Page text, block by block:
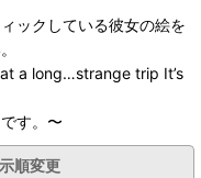
ックしている彼女の絵を
a long…strange trip It’s
す。〜
順変更